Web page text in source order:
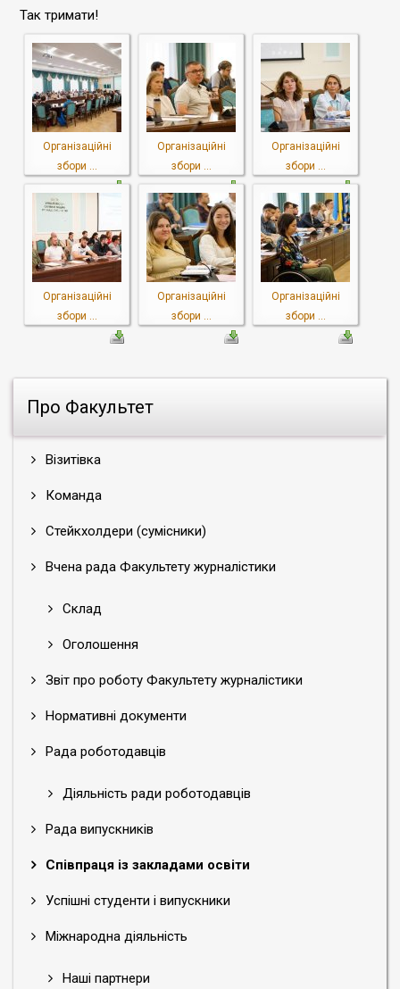
Про Факультет
Візитівка
Команда
Стейкхолдери (сумісники)
Вчена рада Факультету журналістики
Склад
Оголошення
Звіт про роботу Факультету журналістики
Нормативні документи
Рада роботодавців
Діяльність ради роботодавців
Рада випускників
Співпраця із закладами освіти
Успішні студенти і випускники
Міжнародна діяльність
Наші партнери
Так тримати!
Організаційні
збори ...
Організаційні
збори ...
Організаційні
збори ...
Організаційні
збори ...
Організаційні
збори ...
Організаційні
збори ...